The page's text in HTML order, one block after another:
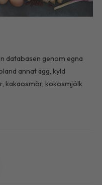
databasen genom egna
annat ägg, kyld
kakaosmör, kokosmjölk